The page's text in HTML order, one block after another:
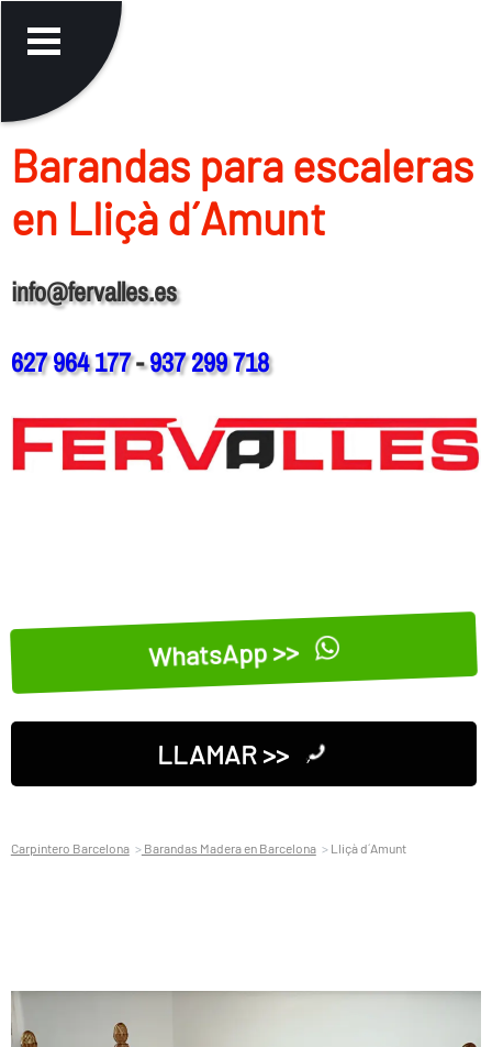
Barandas para escaleras
en Lliçà d´Amunt
info@fervalles.es
627 964 177-937 299 718
WhatsApp >>
LLAMAR >>
Carpintero Barcelona Barandas Madera en Barcelona Lliçà d´Amunt